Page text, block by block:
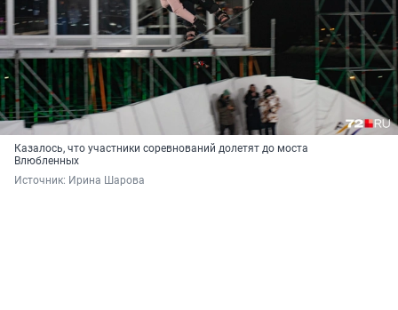
Казалось, что участники соревнований долетят до моста
Влюбленных
Источник: Ирина Шарова